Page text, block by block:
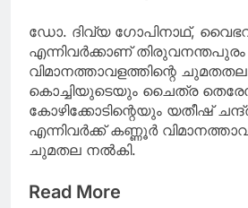
ഡോ. ദിവ്യ ഗോപിനാഥ്,
എന്നിവർക്കാണ് തിരുവനന്തപുരം
വിമാനത്താവളത്തിന്റെ
കൊച്ചിയുടെയും ചൈത്ര
കോഴിക്കോടിന്റെയും യതീഷ്
എന്നിവർക്ക് കണ്ണൂർ
ചുമതല നൽകി.
Read More